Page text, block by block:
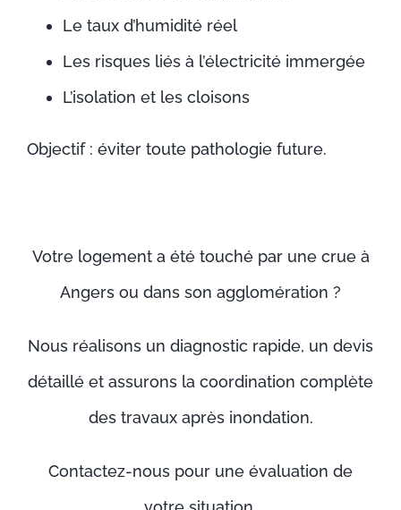
Le taux d’humidité réel
Les risques liés à l’électricité immergée
L’isolation et les cloisons
Objectif : éviter toute pathologie future.
Votre logement a été touché par une crue à
Angers ou dans son agglomération ?
Nous réalisons un diagnostic rapide, un devis
détaillé et assurons la coordination complète
des travaux après inondation.
Contactez-nous pour une évaluation de